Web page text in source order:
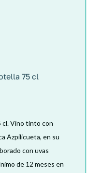
75 cl
cl. Vino tinto con
Azpilicueta, en su
con uvas
de 12 meses en